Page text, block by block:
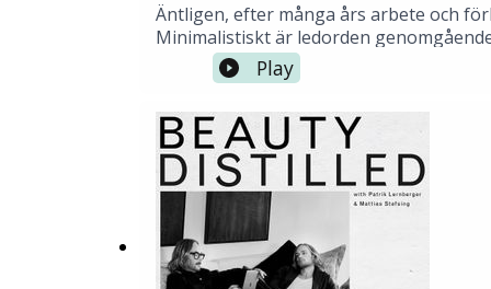
Äntligen, efter många års arbete och
Minimalistiskt är ledorden
formgivning.För Patrik och Mattias
trampar runt här på vår planet jorden.
där första lanseringsmiddagen gick av
glömma.Vilken raketstart på denna
sig ordentligt på Sturehof? Svar
Play